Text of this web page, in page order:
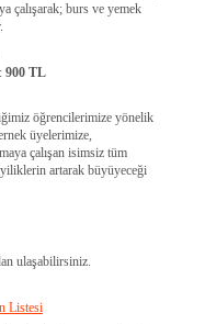
çalışarak; burs ve yemek
900 TL
öğrencilerimize yönelik
üyelerimize,
çalışan isimsiz tüm
artarak büyüyeceği
ulaşabilirsiniz.
Listesi